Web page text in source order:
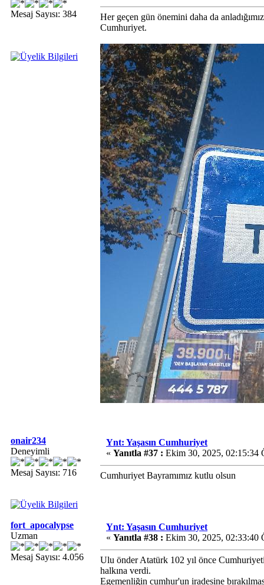
Mesaj Sayısı: 384
Her geçen gün önemini daha da
Cumhuriyet.
onair234
Deneyimli
Mesaj Sayısı: 716
Ynt: Yaşasın Cumhuriyet
« Yanıtla #37 : Ekim 30, 2025, 02:15:34
Cumhuriyet Bayramımız kutlu olsun
fort_apocalypse
Uzman
Mesaj Sayısı: 4.056
Ynt: Yaşasın Cumhuriyet
« Yanıtla #38 : Ekim 30, 2025, 02:33:40
Ulu önder Atatürk 102 yıl önce
halkına verdi.
Egemenliğin cumhur'un iradesine